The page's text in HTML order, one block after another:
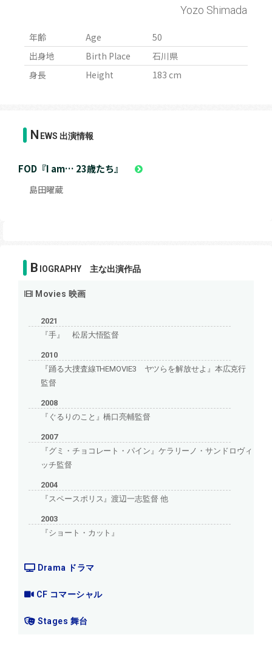
Yozo Shimada
年齢 Age
50
出身地
Birth Place
石川県
身長
Height 183 cm
N EWS 出演情報
FOD『I am… 23歳たち』
島田曜蔵
B IOGRAPHY 主な出演作品
Movies 映画
2021
『手』 松居大悟監督
2010
『踊る大捜査線THEMOVIE3 ヤツらを解放せよ』本広克行
監督
2008
『ぐるりのこと』橋口亮輔監督
2007
『グミ・チョコレート・パイン』ケラリーノ・サンドロヴィ
ッチ監督
2004
『スペースポリス』渡辺一志監督 他
2003
『ショート・カット』
Drama ドラマ
CF コマーシャル
Stages 舞台